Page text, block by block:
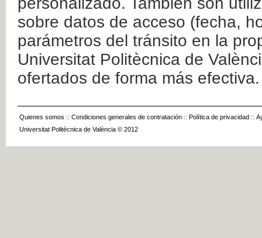
sobre datos de acceso (fecha,
parámetros del tránsito en la
Universitat Politècnica de
ofertados de forma más efectiva.
Quienes somos :: Condiciones generales de contratación :: Política de privacidad ::
Universitat Politècnica de València © 2012